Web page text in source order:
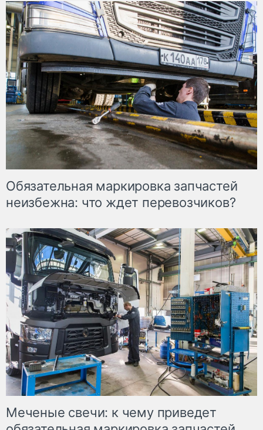
Обязательная маркировка запчастей
неизбежна: что ждет перевозчиков?
Меченые свечи: к чему приведет